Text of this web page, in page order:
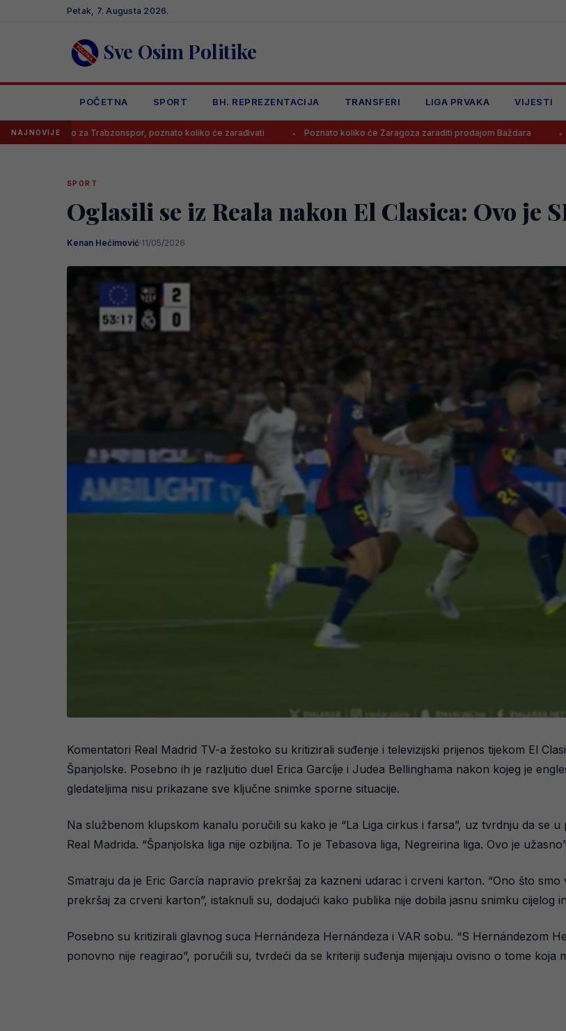
Petak, 7. Augusta 2026.
Sve Osim Politike
POČETNA SPORT BH. REPREZENTACIJA TRANSFERI LIGA PRVAKA VIJESTI
NAJNOVIJE
za Trabzonspor, poznato koliko će zarađivati Poznato koliko će Zaragoza zaraditi prodajom Baždara Juventus
SPORT
Oglasili se iz Reala nakon El Clasica: Ovo je
Kenan Hećimović·11/05/2026
Komentatori Real Madrid TV-a žestoko su kritizirali suđenje i televizijski prijenos tijekom El
Španjolske. Posebno ih je razljutio duel Erica Garcíje i Judea Bellinghama nakon kojeg je
gledateljima nisu prikazane sve ključne snimke sporne situacije.
Na službenom klupskom kanalu poručili su kako je “La Liga cirkus i farsa”, uz tvrdnju da se
Real Madrida. “Španjolska liga nije ozbiljna. To je Tebasova liga, Negreirina liga. Ovo je
Smatraju da je Eric García napravio prekršaj za kazneni udarac i crveni karton. “Ono što smo
prekršaj za crveni karton”, istaknuli su, dodajući kako publika nije dobila jasnu snimku cijelog
Posebno su kritizirali glavnog suca Hernándeza Hernándeza i VAR sobu. “S Hernándezom
ponovno nije reagirao”, poručili su, tvrdeći da se kriteriji suđenja mijenjaju ovisno o tome koja